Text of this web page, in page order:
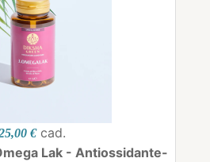
€ cad.
Lak - Antiossidante-